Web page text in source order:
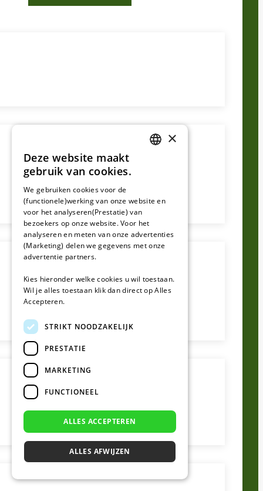
GERMAN
×
Deze website maakt
gebruik van cookies.
We gebruiken cookies voor de
(functionele)werking van onze website en
voor het analyseren(Prestatie) van
bezoekers op onze website. Voor het
analyseren en meten van onze advertenties
(Marketing) delen we gegevens met onze
advertentie partners.
Kies hieronder welke cookies u wil toestaan.
Wil je alles toestaan klik dan direct op Alles
Accepteren.
STRIKT NOODZAKELIJK
PRESTATIE
MARKETING
FUNCTIONEEL
ALLES ACCEPTEREN
ALLES AFWIJZEN